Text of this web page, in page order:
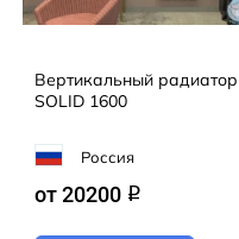
Вертикальный радиатор
SOLID 1600
Россия
от 20200 q